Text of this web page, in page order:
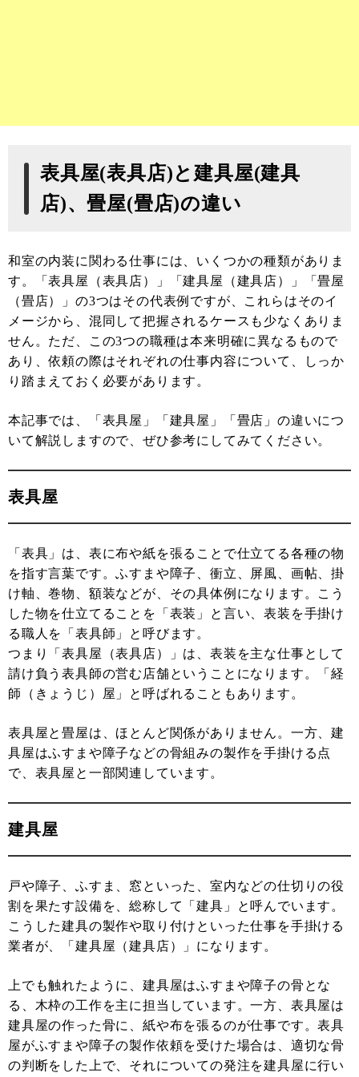
表具屋(表具店)と建具屋(建具
店)、畳屋(畳店)の違い
和室の内装に関わる仕事には、いくつかの種類がありま
す。「表具屋（表具店）」「建具屋（建具店）」「畳屋
（畳店）」の3つはその代表例ですが、これらはそのイ
メージから、混同して把握されるケースも少なくありま
せん。ただ、この3つの職種は本来明確に異なるもので
あり、依頼の際はそれぞれの仕事内容について、しっか
り踏まえておく必要があります。
本記事では、「表具屋」「建具屋」「畳店」の違いにつ
いて解説しますので、ぜひ参考にしてみてください。
表具屋
「表具」は、表に布や紙を張ることで仕立てる各種の物
を指す言葉です。ふすまや障子、衝立、屏風、画帖、掛
け軸、巻物、額装などが、その具体例になります。こう
した物を仕立てることを「表装」と言い、表装を手掛け
る職人を「表具師」と呼びます。
つまり「表具屋（表具店）」は、表装を主な仕事として
請け負う表具師の営む店舗ということになります。「経
師（きょうじ）屋」と呼ばれることもあります。
表具屋と畳屋は、ほとんど関係がありません。一方、建
具屋はふすまや障子などの骨組みの製作を手掛ける点
で、表具屋と一部関連しています。
建具屋
戸や障子、ふすま、窓といった、室内などの仕切りの役
割を果たす設備を、総称して「建具」と呼んでいます。
こうした建具の製作や取り付けといった仕事を手掛ける
業者が、「建具屋（建具店）」になります。
上でも触れたように、建具屋はふすまや障子の骨とな
る、木枠の工作を主に担当しています。一方、表具屋は
建具屋の作った骨に、紙や布を張るのが仕事です。表具
屋がふすまや障子の製作依頼を受けた場合は、適切な骨
の判断をした上で、それについての発注を建具屋に行い